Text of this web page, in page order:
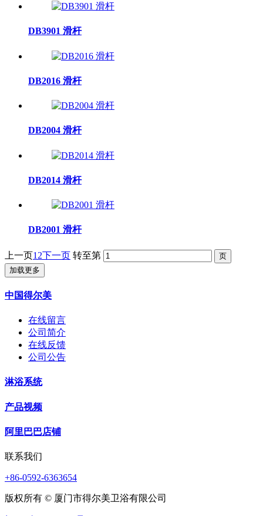
DB3901 滑杆
DB2016 滑杆
DB2004 滑杆
DB2014 滑杆
DB2001 滑杆
上一页1 2下一页 转至第
加载更多
中国得尔美
在线留言
公司简介
在线反馈
公司公告
淋浴系统
产品视频
阿里巴巴店铺
联系我们
+86-0592-6363654
版权所有 © 厦门市得尔美卫浴有限公司